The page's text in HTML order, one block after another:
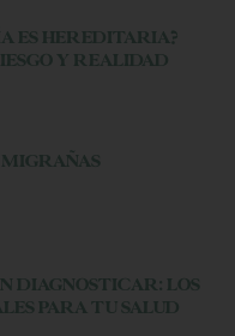
ES HEREDITARIA?
Y REALIDAD
DIAGNOSTICAR: LOS
PARA TU SALUD